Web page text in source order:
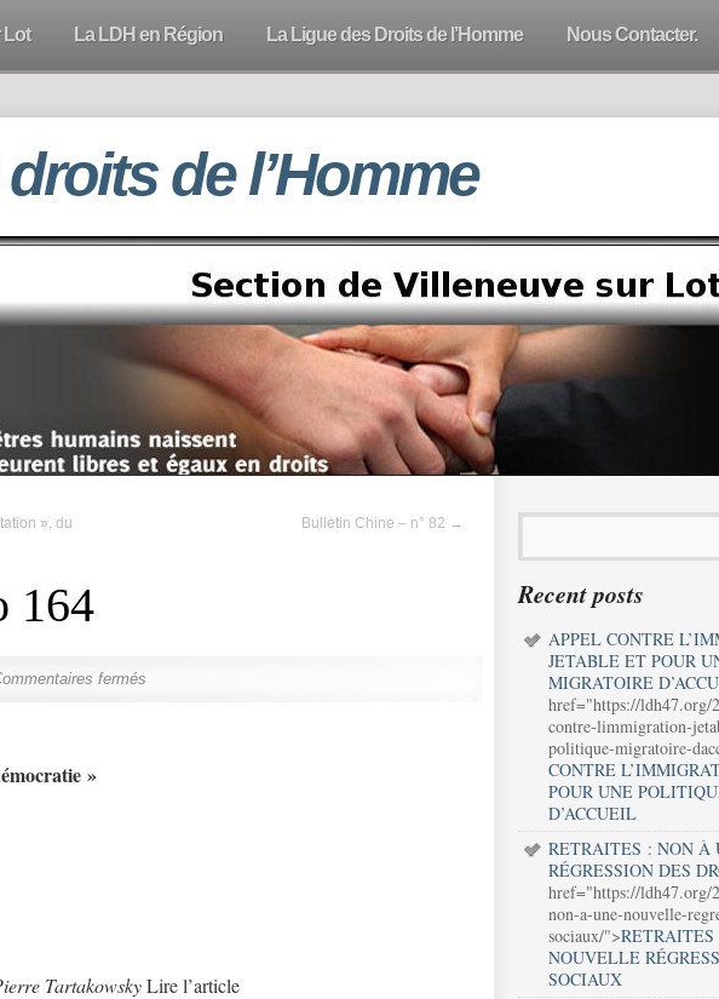
Lot La LDH en Région La Ligue des Droits de l’Homme Nous Contacter.
de l’Homme
», du
Bulletin Chine – n° 82 →
164
fermés
»
TartakowskyLire l’article
Recent posts
APPEL CONTRE
JETABLE ET POUR
MIGRATOIRE
href="https://ldh47.org/
contre-limmigration-
politique-migratoire-
CONTRE
POUR UNE
D’ACCUEIL
RETRAITES : NON À
RÉGRESSION DES
href="https://ldh47.org/
non-a-une-nouvelle-
sociaux/">
NOUVELLE
SOCIAUX